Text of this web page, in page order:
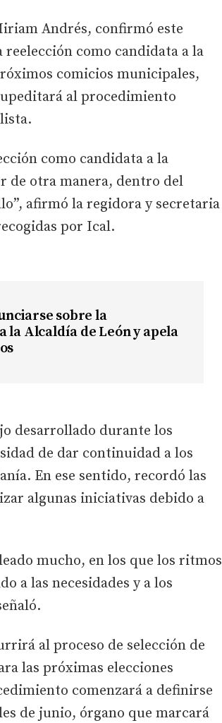
Andrés, confirmó este
como candidata a la
comicios municipales,
al procedimiento
como candidata a la
de otra manera, dentro del
afirmó la regidora y secretaria
por Ical.
sobre la
la Alcaldía de León y apela
desarrollado durante los
de dar continuidad a los
En ese sentido, recordó las
algunas iniciativas debido a
mucho, en los que los ritmos
a las necesidades y a los
al proceso de selección de
las próximas elecciones
comenzará a definirse
de junio, órgano que marcará